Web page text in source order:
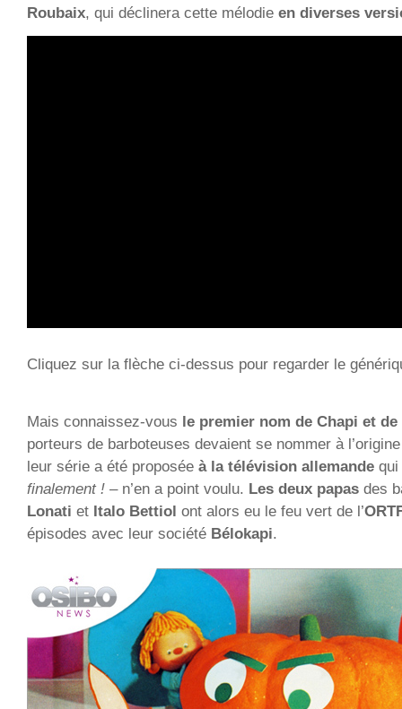
Roubaix, qui déclinera cette mélodie en diverses
Cliquez sur la flèche ci-dessus pour regarder le
Mais connaissez-vous le premier nom de Chapi et de
porteurs de barboteuses devaient se nommer à
leur série a été proposée à la télévision allemande
finalement ! – n’en a point voulu. Les deux papas des
Lonati et Italo Bettiol ont alors eu le feu vert de l’
épisodes avec leur société Bélokapi.